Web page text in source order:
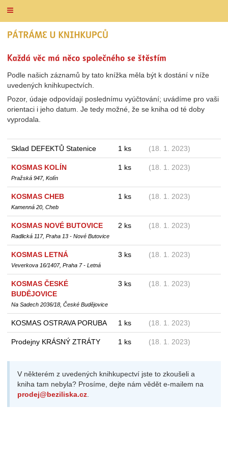
Podle našich záznamů by tato knížka měla být k dostání v níže
uvedených knihkupectvích.
Pozor, údaje odpovídají poslednímu vyúčtování; uvádíme pro vaši
orientaci i jeho datum. Je tedy možné, že se kniha od té doby
vyprodala.
Sklad DEFEKTŮ Statenice 1 ks (18. 1. 2023)
KOSMAS KOLÍN
Pražská 947, Kolín
1 ks (18. 1. 2023)
KOSMAS CHEB
Kamenná 20, Cheb
1 ks (18. 1. 2023)
KOSMAS NOVÉ BUTOVICE
Radlická 117, Praha 13 - Nové Butovice
2 ks (18. 1. 2023)
KOSMAS LETNÁ
Veverkova 16/1407, Praha 7 - Letná
3 ks (18. 1. 2023)
KOSMAS ČESKÉ
BUDĚJOVICE
Na Sadech 2036/18, České Budějovice
3 ks (18. 1. 2023)
KOSMAS OSTRAVA PORUBA 1 ks (18. 1. 2023)
Prodejny KRÁSNÝ ZTRÁTY 1 ks (18. 1. 2023)
V některém z uvedených knihkupectví jste to zkoušeli a
kniha tam nebyla? Prosíme, dejte nám vědět e-mailem na
prodej@beziliska.cz